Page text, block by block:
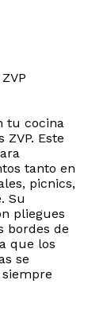
tu cocina
Este
tanto en
picnics,
Su
pliegues
bordes de
que los
se